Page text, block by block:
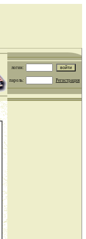
логин:
пароль: Регистрация